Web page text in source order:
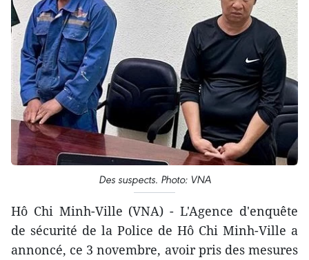
Des suspects. Photo: VNA
Hô Chi Minh-Ville (VNA) - L'Agence d'enquête
de sécurité de la Police de Hô Chi Minh-Ville a
annoncé, ce 3 novembre, avoir pris des mesures